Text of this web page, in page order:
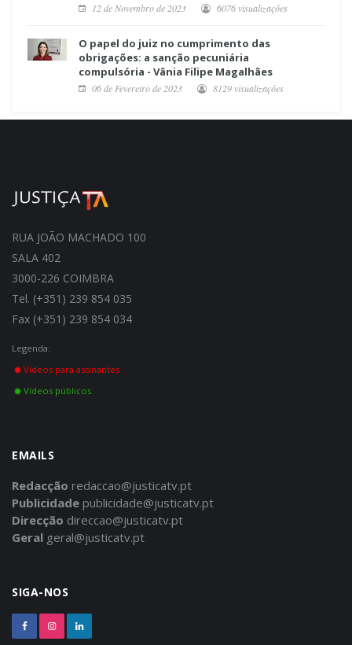
12 de Novembro de 2023 6076 visualizações
O papel do juiz no cumprimento das
obrigações: a sanção pecuniária
compulsória - Vânia Filipe Magalhães
06 de Fevereiro de 2023 8129 visualizações
RUA JOÃO MACHADO 100
SALA 402
3000-226 COIMBRA
Tel. (+351) 239 854 035
Fax (+351) 239 854 034
Legenda:
Vídeos para assinantes
Vídeos públicos
EMAILS
Redacção redaccao@justicatv.pt
Publicidade publicidade@justicatv.pt
Direcção direccao@justicatv.pt
Geral geral@justicatv.pt
SIGA-NOS